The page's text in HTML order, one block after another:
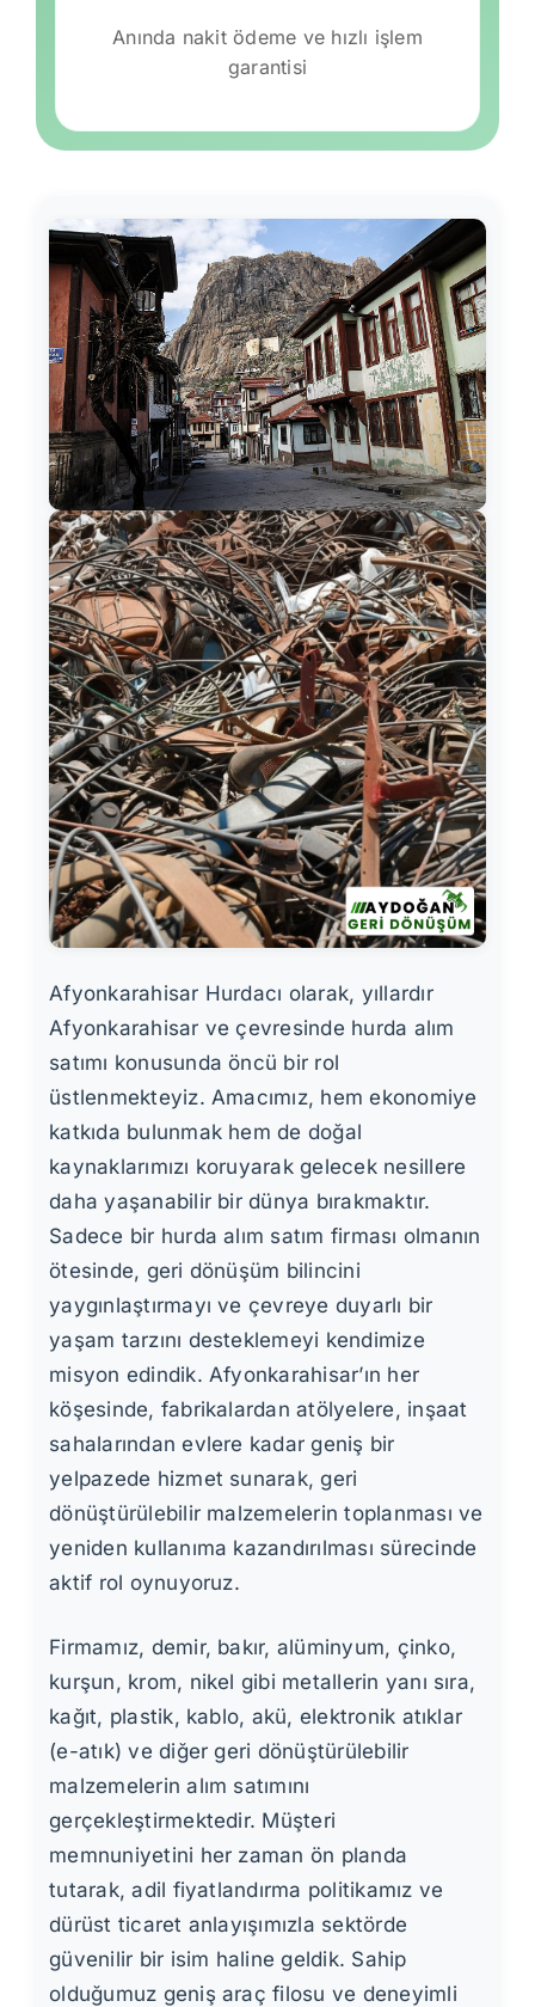
Anında nakit ödeme ve hızlı işlem
garantisi
Afyonkarahisar Hurdacı olarak, yıllardır
Afyonkarahisar ve çevresinde hurda alım
satımı konusunda öncü bir rol
üstlenmekteyiz. Amacımız, hem ekonomiye
katkıda bulunmak hem de doğal
kaynaklarımızı koruyarak gelecek nesillere
daha yaşanabilir bir dünya bırakmaktır.
Sadece bir hurda alım satım firması olmanın
ötesinde, geri dönüşüm bilincini
yaygınlaştırmayı ve çevreye duyarlı bir
yaşam tarzını desteklemeyi kendimize
misyon edindik. Afyonkarahisar’ın her
köşesinde, fabrikalardan atölyelere, inşaat
sahalarından evlere kadar geniş bir
yelpazede hizmet sunarak, geri
dönüştürülebilir malzemelerin toplanması ve
yeniden kullanıma kazandırılması sürecinde
aktif rol oynuyoruz.
Firmamız, demir, bakır, alüminyum, çinko,
kurşun, krom, nikel gibi metallerin yanı sıra,
kağıt, plastik, kablo, akü, elektronik atıklar
(e-atık) ve diğer geri dönüştürülebilir
malzemelerin alım satımını
gerçekleştirmektedir. Müşteri
memnuniyetini her zaman ön planda
tutarak, adil fiyatlandırma politikamız ve
dürüst ticaret anlayışımızla sektörde
güvenilir bir isim haline geldik. Sahip
olduğumuz geniş araç filosu ve deneyimli